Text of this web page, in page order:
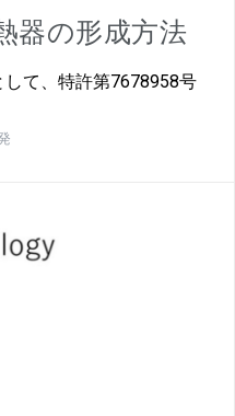
器の形成方法
て、特許第7678958号